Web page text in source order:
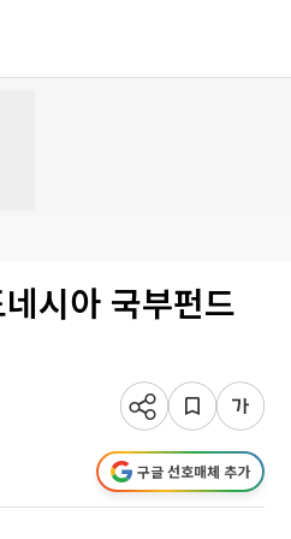
시아 국부펀드
구글 선호매체 추가